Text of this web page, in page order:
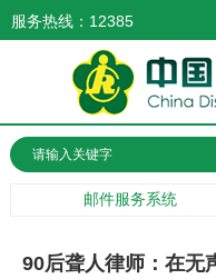
服务热线：12385
邮件服务系统
90后聋人律师：在无